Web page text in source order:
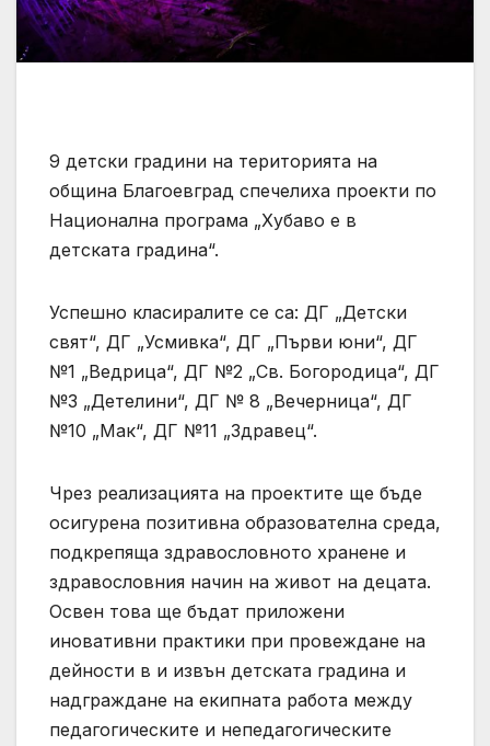
9 детски градини на територията на
община Благоевград спечелиха проекти по
Национална програма „Хубаво е в
детската градина“.
Успешно класиралите се са: ДГ „Детски
свят“, ДГ „Усмивка“, ДГ „Първи юни“, ДГ
№1 „Ведрица“, ДГ №2 „Св. Богородица“, ДГ
№3 „Детелини“, ДГ № 8 „Вечерница“, ДГ
№10 „Мак“, ДГ №11 „Здравец“.
Чрез реализацията на проектите ще бъде
осигурена позитивна образователна среда,
подкрепяща здравословното хранене и
здравословния начин на живот на децата.
Освен това ще бъдат приложени
иновативни практики при провеждане на
дейности в и извън детската градина и
надграждане на екипната работа между
педагогическите и непедагогическите